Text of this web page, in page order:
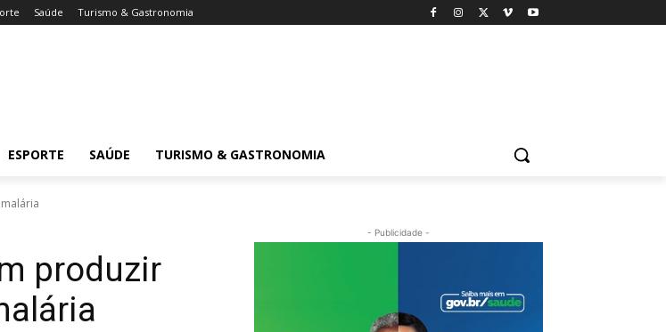
Saúde Turismo & Gastronomia
ESPORTE SAÚDE TURISMO & GASTRONOMIA
produzir
- Publicidade -